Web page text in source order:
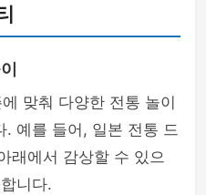
맞춰 다양한 전통 놀이
. 예를 들어, 일본 전통 드
래에서 감상할 수 있으
니다.